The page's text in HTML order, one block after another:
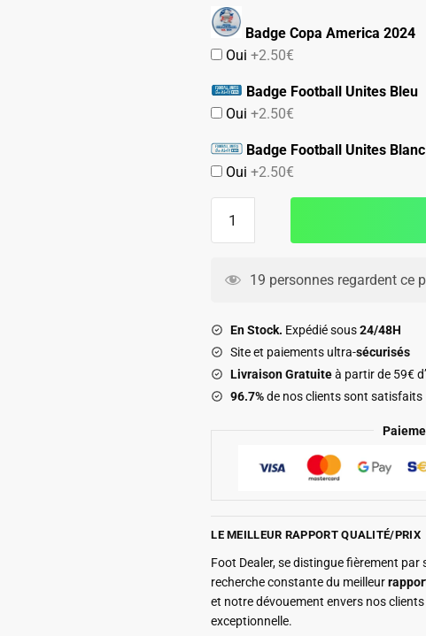
Badge Copa America 2024
Oui+2.50€
Badge Football Unites Bleu
Oui+2.50€
Badge Football Unites Blanc
Oui+2.50€
Argentine
Exterieur
2026
2027
J.
19 personnes regardent ce
En Stock. Expédié sous24/48H
Site et paiements ultra-sécurisés
Livraison Gratuiteà partir de 59€
96.7%de nos clients sont satisfaits
LE MEILLEUR RAPPORT QUALITÉ/PRIX
Foot Dealer, se distingue fièrement
recherche constante du meilleur
et notre dévouement envers nos
exceptionnelle.